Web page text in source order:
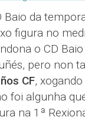
da
figura no
o CD
pero non
CF,
foi algunha
na 1ª